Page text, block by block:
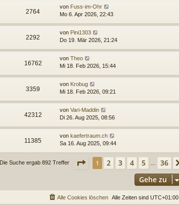
2764
von Fuss-im-Ohr
Mo 6. Apr 2026, 22:43
2292
von Pini1303
Do 19. Mär 2026, 21:24
16762
von Theo
Mi 18. Feb 2026, 15:44
3359
von Krobug
Mi 18. Feb 2026, 09:21
42312
von Vari-Maddin
Di 26. Aug 2025, 08:56
11385
von kaefertraum.ch
Sa 16. Aug 2025, 09:44
Die Suche ergab 892 Treffer Seite 1von 36
1 2 3 4 5 … 36
Gehe zu
Alle Zeiten sind UTC+01:00
Alle Cookies löschen